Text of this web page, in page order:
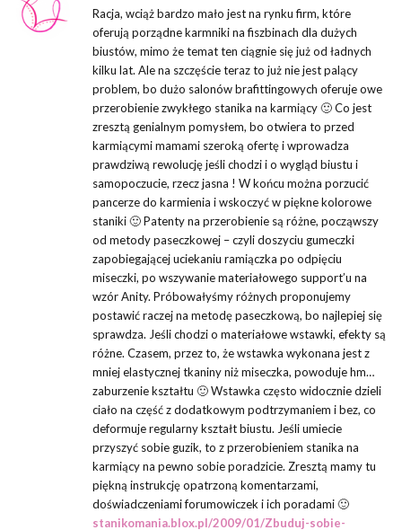
Racja, wciąż bardzo mało jest na rynku firm, które
oferują porządne karmniki na fiszbinach dla dużych
biustów, mimo że temat ten ciągnie się już od ładnych
kilku lat. Ale na szczęście teraz to już nie jest palący
problem, bo dużo salonów brafittingowych oferuje owe
przerobienie zwykłego stanika na karmiący 🙂 Co jest
zresztą genialnym pomysłem, bo otwiera to przed
karmiącymi mamami szeroką ofertę i wprowadza
prawdziwą rewolucję jeśli chodzi i o wygląd biustu i
samopoczucie, rzecz jasna ! W końcu można porzucić
pancerze do karmienia i wskoczyć w piękne kolorowe
staniki 🙂 Patenty na przerobienie są różne, począwszy
od metody paseczkowej – czyli doszyciu gumeczki
zapobiegającej uciekaniu ramiączka po odpięciu
miseczki, po wszywanie materiałowego support’u na
wzór Anity. Próbowałyśmy różnych proponujemy
postawić raczej na metodę paseczkową, bo najlepiej się
sprawdza. Jeśli chodzi o materiałowe wstawki, efekty są
różne. Czasem, przez to, że wstawka wykonana jest z
mniej elastycznej tkaniny niż miseczka, powoduje hm…
zaburzenie kształtu 🙂 Wstawka często widocznie dzieli
ciało na część z dodatkowym podtrzymaniem i bez, co
deformuje regularny kształt biustu. Jeśli umiecie
przyszyć sobie guzik, to z przerobieniem stanika na
karmiący na pewno sobie poradzicie. Zresztą mamy tu
piękną instrukcję opatrzoną komentarzami,
doświadczeniami forumowiczek i ich poradami 🙂
stanikomania.blox.pl/2009/01/Zbuduj-sobie-